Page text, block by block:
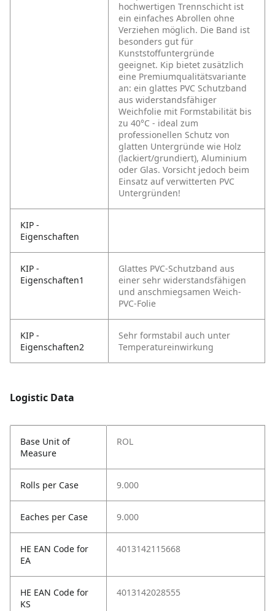
hochwertigen Trennschicht ist
ein einfaches Abrollen ohne
Verziehen möglich. Die Band ist
besonders gut für
Kunststoffuntergründe
geeignet. Kip bietet zusätzlich
eine Premiumqualitätsvariante
an: ein glattes PVC Schutzband
aus widerstandsfähiger
Weichfolie mit Formstabilität bis
zu 40°C - ideal zum
professionellen Schutz von
glatten Untergründe wie Holz
(lackiert/grundiert), Aluminium
oder Glas. Vorsicht jedoch beim
Einsatz auf verwitterten PVC
Untergründen!
KIP -
Eigenschaften
KIP -
Eigenschaften1
Glattes PVC-Schutzband aus
einer sehr widerstandsfähigen
und anschmiegsamen Weich-
PVC-Folie
KIP -
Eigenschaften2
Sehr formstabil auch unter
Temperatureinwirkung
Logistic Data
Base Unit of
Measure
ROL
Rolls per Case 9.000
Eaches per Case 9.000
HE EAN Code for
EA
4013142115668
HE EAN Code for
KS
4013142028555